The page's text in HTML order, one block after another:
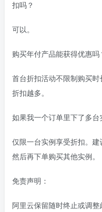
扣吗？
可以。
购买年付产品能获得优惠吗
首台折扣活动不限制购买
折扣越多。
如果我一个订单里下了多
仅限一台实例享受折扣。建
然后再下单购买其他实例。
免责声明：
阿里云保留随时终止或调整